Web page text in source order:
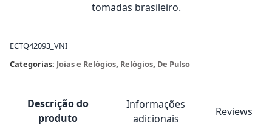
tomadas brasileiro.
ECTQ42093_VNI
Categorias: Joias e Relógios, Relógios, De Pulso
Descrição do
produto
Informações
adicionais
Reviews